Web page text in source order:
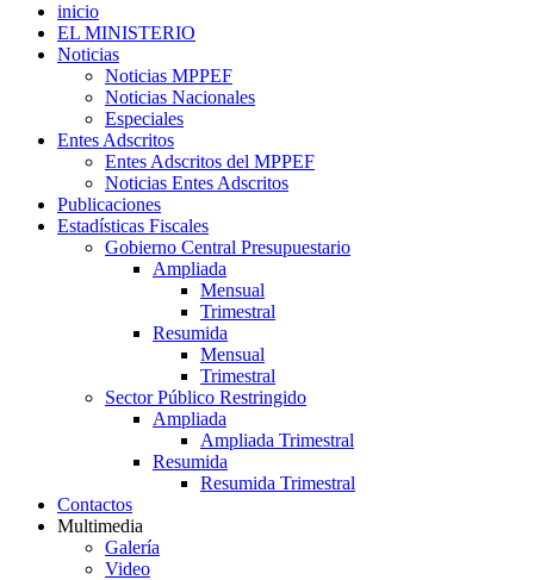
inicio
EL MINISTERIO
Noticias
Noticias MPPEF
Noticias Nacionales
Especiales
Entes Adscritos
Entes Adscritos del MPPEF
Noticias Entes Adscritos
Publicaciones
Estadísticas Fiscales
Gobierno Central Presupuestario
Ampliada
Mensual
Trimestral
Resumida
Mensual
Trimestral
Sector Público Restringido
Ampliada
Ampliada Trimestral
Resumida
Resumida Trimestral
Contactos
Multimedia
Galería
Video